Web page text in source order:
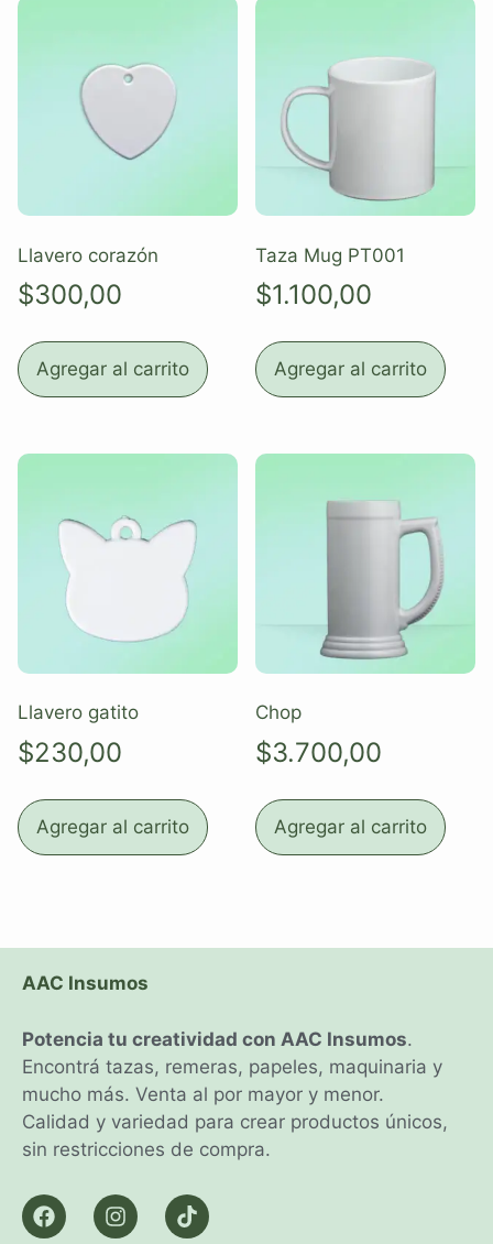
Llavero corazón
$300,00
Agregar al carrito
Taza Mug PT001
$1.100,00
Agregar al carrito
Llavero gatito
$230,00
Agregar al carrito
Chop
$3.700,00
Agregar al carrito
AAC Insumos
Potencia tu creatividad con AAC Insumos.
Encontrá tazas, remeras, papeles, maquinaria y
mucho más. Venta al por mayor y menor.
Calidad y variedad para crear productos únicos,
sin restricciones de compra.